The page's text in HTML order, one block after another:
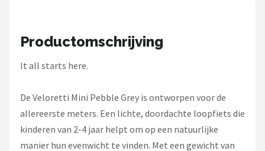
Voltano
Cortina
Alle merken →
Productomschrijving
It all starts here.
De Veloretti Mini Pebble Grey is ontworpen voor de
allereerste meters. Een lichte, doordachte loopfiets die
kinderen van 2-4 jaar helpt om op een natuurlijke
manier hun evenwicht te vinden. Met een gewicht van